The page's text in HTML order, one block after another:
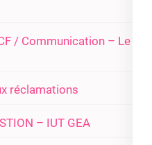
/ Communication – Le
réclamations
– IUT GEA